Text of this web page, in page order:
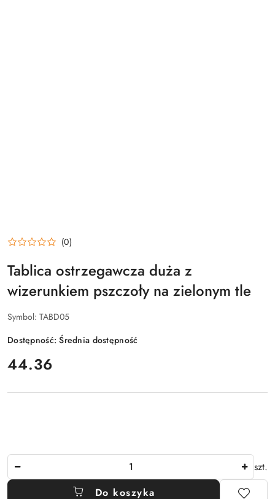
(0)
Tablica ostrzegawcza duża z
wizerunkiem pszczoły na zielonym tle
Symbol: TABD05
Dostępność:Średnia dostępność
cena:
44.36
szt.
Do koszyka